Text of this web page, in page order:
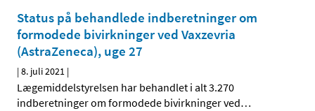
Status på behandlede indberetninger om
formodede bivirkninger ved Vaxzevria
(AstraZeneca), uge 27
|8. juli 2021 |
Lægemiddelstyrelsen har behandlet i alt 3.270
indberetninger om formodede bivirkninger ved…